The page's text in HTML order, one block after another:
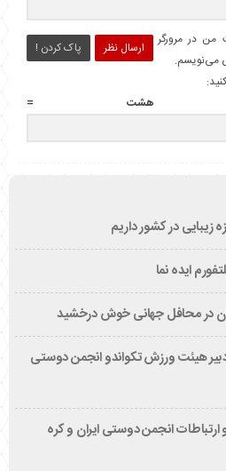
ارسال نظر پاک کردن !
من در مرورگر
می‌نویسم.
+ هشت =
زیبایی در کشور داریم
ایده نما
در محافل جهانی خوش درخشید
هیئت ورزش تکواندو انجمن دوستی
انجمن دوستی ایران و کره